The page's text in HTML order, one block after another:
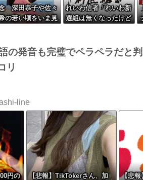
深田恭子や佐々
の若い頃をいま見
れいわ信者「れいわ新
選組は無くなったけど
orever????」
の発音も完璧でペラペラだと
リ
line
円の
【悲報】TikTokerさん、加
【悲報